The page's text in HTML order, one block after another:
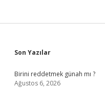
Sidebar
Son Yazılar
Birini reddetmek günah mı ?
Ağustos 6, 2026